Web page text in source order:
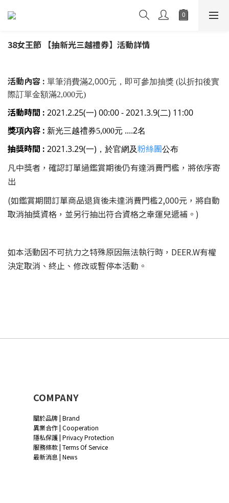
38女王節 【抽新光三越禮券】活動詳情
活動內容 : 單筆消費滿2,000元，即可參加抽獎 (以折扣後實
際訂單金額滿2,000元)
活動時間 : 2021.2.25(一) 00:00 - 2021.3.9(二) 11:00
獎項內容 : 新光三越禮券5,000元 ....2名
抽獎時間 : 2021.3.29(一)，於官網及粉絲團公布
凡中獎者，確認訂單過鑑賞期後仍有達消費門檻，將依序寄
出
(如鑑賞期間訂單商品退貨後未達消費門檻2,000元，將自動
取消抽獎資格，並另行抽出符合資格之幸運兒遞補。)
如本活動因不可抗力之特殊原因無法執行時，DEER.W有權
決定取消、終止、修改或暫停本活動。
COMPANY
關於品牌 | Brand
異業合作 | Cooperation
隱私保護 | Privacy Protection
服務條款 | Terms Of Service
最新消息 | News